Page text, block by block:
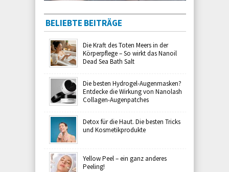
BELIEBTE BEITRÄGE
Die Kraft des Toten Meers in der
Körperpflege – So wirkt das Nanoil
Dead Sea Bath Salt
Die besten Hydrogel-Augenmasken?
Entdecke die Wirkung von Nanolash
Collagen-Augenpatches
Detox für die Haut. Die besten Tricks
und Kosmetikprodukte
Yellow Peel – ein ganz anderes
Peeling!